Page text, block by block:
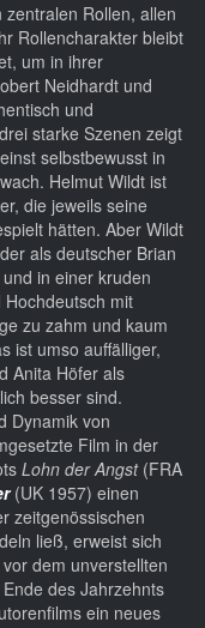
Rollen, allen
Rollencharakter bleibt
um in ihrer
Neidhardt und
und
starke Szenen zeigt
selbstbewusst in
Helmut Wildt ist
die jeweils seine
hätten. Aber Wildt
als deutscher Brian
in einer kruden
mit
zu zahm und kaum
ist umso auffälliger,
Anita Höfer als
besser sind.
Dynamik von
Film in der
Lohn der Angst(FRA
(UK 1957) einen
zeitgenössischen
ließ, erweist sich
dem unverstellten
des Jahrzehnts
ein neues